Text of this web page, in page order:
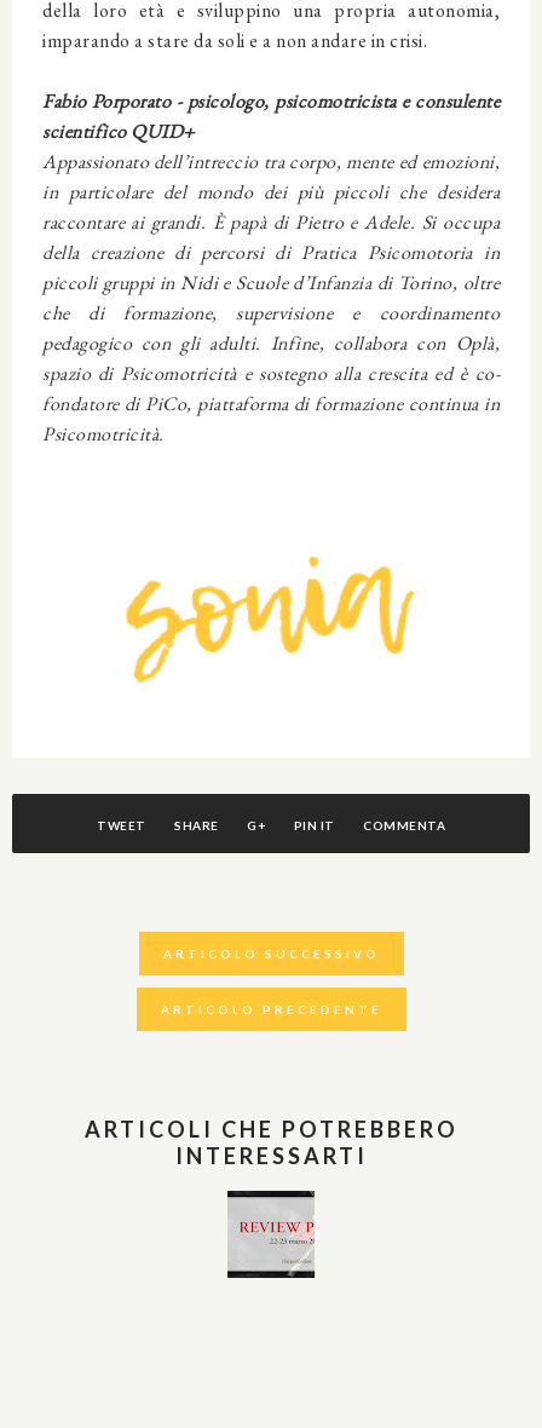
della loro età e sviluppino una propria autonomia,
imparando a stare da soli e a non andare in crisi.
Fabio Porporato - psicologo, psicomotricista e consulente
scientifico QUID+
Appassionato dell’intreccio tra corpo, mente ed emozioni,
in particolare del mondo dei più piccoli che desidera
raccontare ai grandi. È papà di Pietro e Adele. Si occupa
della creazione di percorsi di Pratica Psicomotoria in
piccoli gruppi in Nidi e Scuole d’Infanzia di Torino, oltre
che di formazione, supervisione e coordinamento
pedagogico con gli adulti. Infine, collabora con Oplà,
spazio di Psicomotricità e sostegno alla crescita ed è co-
fondatore di PiCo, piattaforma di formazione continua in
Psicomotricità.
TWEET SHARE G+ PIN IT COMMENTA
ARTICOLO SUCCESSIVO
ARTICOLO PRECEDENTE
ARTICOLI CHE POTREBBERO
INTERESSARTI